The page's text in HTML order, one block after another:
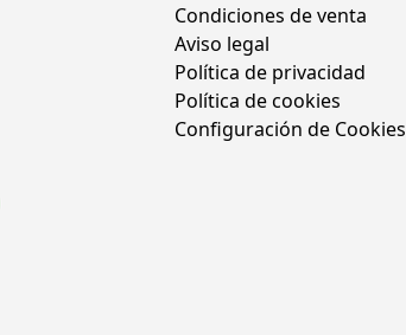
Condiciones de venta
Aviso legal
Política de privacidad
Política de cookies
Configuración de Cookies